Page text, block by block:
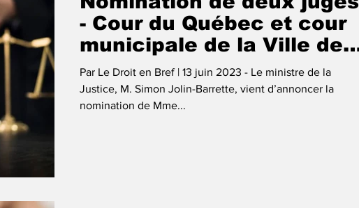
- Cour du Québec et cour
municipale de la Ville de
Montréal
Par Le Droit en Bref | 13 juin 2023 - Le ministre de la
Justice, M. Simon Jolin-Barrette, vient d’annoncer la
nomination de Mme...